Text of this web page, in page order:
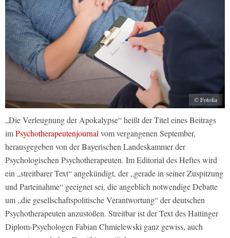
© Fotolia
„Die Verleugnung der Apokalypse“ heißt der Titel eines Beitrags
imPsychotherapeutenjournalvom vergangenen September,
herausgegeben von der Bayerischen Landeskammer der
Psychologischen Psychotherapeuten. Im Editorial des Heftes wird
ein „streitbarer Text“ angekündigt, der „gerade in seiner Zuspitzung
und Parteinahme“ geeignet sei, die angeblich notwendige Debatte
um „die gesellschaftspolitische Verantwortung“ der deutschen
Psychotherapeuten anzustoßen. Streitbar ist der Text des Hattinger
Diplom-Psychologen Fabian Chmielewski ganz gewiss, auch